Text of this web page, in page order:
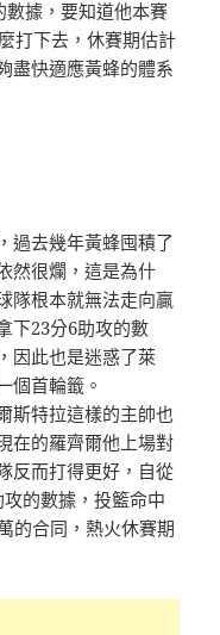
數據，要知道他本賽
打下去，休賽期估計
盡快適應黃蜂的體系
過去幾年黃蜂囤積了
然很爛，這是為什
隊根本就無法走向贏
下23分6助攻的數
因此也是迷惑了萊
個首輪籤。
斯特拉這樣的主帥也
在的羅齊爾他上場對
反而打得更好，自從
的數據，投籃命中
的合同，熱火休賽期